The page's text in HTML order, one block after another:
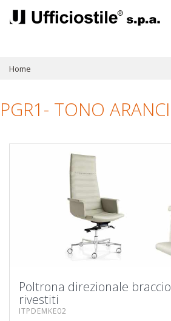
Home
PGR1- TONO
Poltrona direzionale
rivestiti
ITPDEMKE02